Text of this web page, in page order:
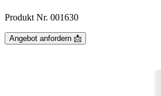
Produkt Nr. 001630
Angebot anfordern 📩